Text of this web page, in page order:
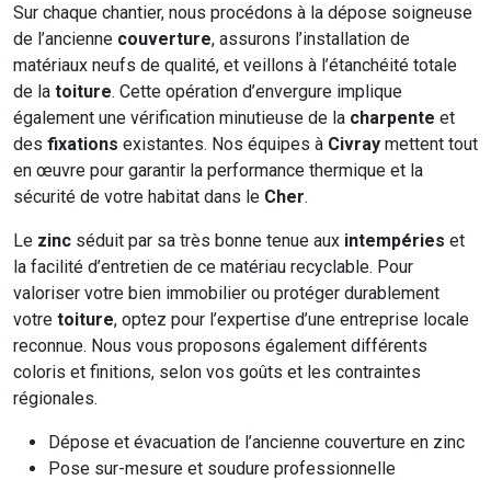
Sur chaque chantier, nous procédons à la dépose soigneuse
de l’ancienne couverture, assurons l’installation de
matériaux neufs de qualité, et veillons à l’étanchéité totale
de la toiture. Cette opération d’envergure implique
également une vérification minutieuse de la charpente et
des fixations existantes. Nos équipes à Civray mettent tout
en œuvre pour garantir la performance thermique et la
sécurité de votre habitat dans le Cher.
Le zinc séduit par sa très bonne tenue aux intempéries et
la facilité d’entretien de ce matériau recyclable. Pour
valoriser votre bien immobilier ou protéger durablement
votre toiture, optez pour l’expertise d’une entreprise locale
reconnue. Nous vous proposons également différents
coloris et finitions, selon vos goûts et les contraintes
régionales.
Dépose et évacuation de l’ancienne couverture en zinc
Pose sur-mesure et soudure professionnelle